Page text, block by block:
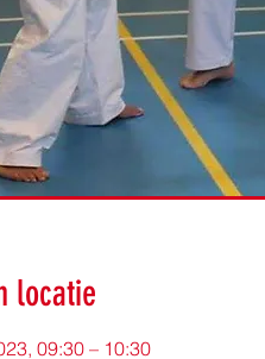
locatie
09:30 – 10:30